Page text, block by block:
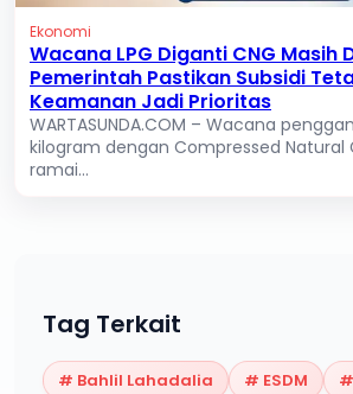
Ekonomi
Wacana LPG Diganti CNG Masih
Pemerintah Pastikan Subsidi
Keamanan Jadi Prioritas
WARTASUNDA.COM – Wacana
kilogram dengan Compressed Natural
ramai...
Tag Terkait
# Bahlil Lahadalia # ESDM #